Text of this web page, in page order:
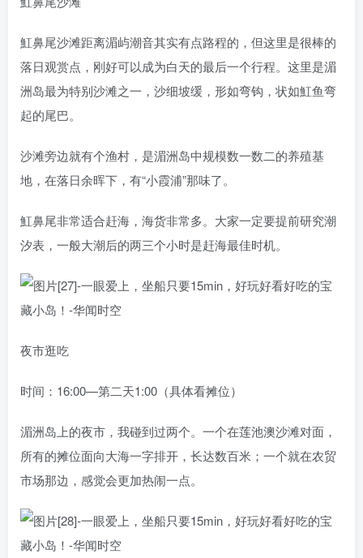
魟鼻尾沙滩距离湄屿潮音其实有点路程的，但这里是很棒的
落日观赏点，刚好可以成为白天的最后一个行程。这里是湄
洲岛最为特别沙滩之一，沙细坡缓，形如弯钩，状如魟鱼弯
起的尾巴。
沙滩旁边就有个渔村，是湄洲岛中规模数一数二的养殖基
地，在落日余晖下，有“小霞浦”那味了。
魟鼻尾非常适合赶海，海货非常多。大家一定要提前研究潮
汐表，一般大潮后的两三个小时是赶海最佳时机。
夜市逛吃
时间：16:00—第二天1:00（具体看摊位）
湄洲岛上的夜市，我碰到过两个。一个在莲池澳沙滩对面，
所有的摊位面向大海一字排开，长达数百米；一个就在农贸
市场那边，感觉会更加热闹一点。